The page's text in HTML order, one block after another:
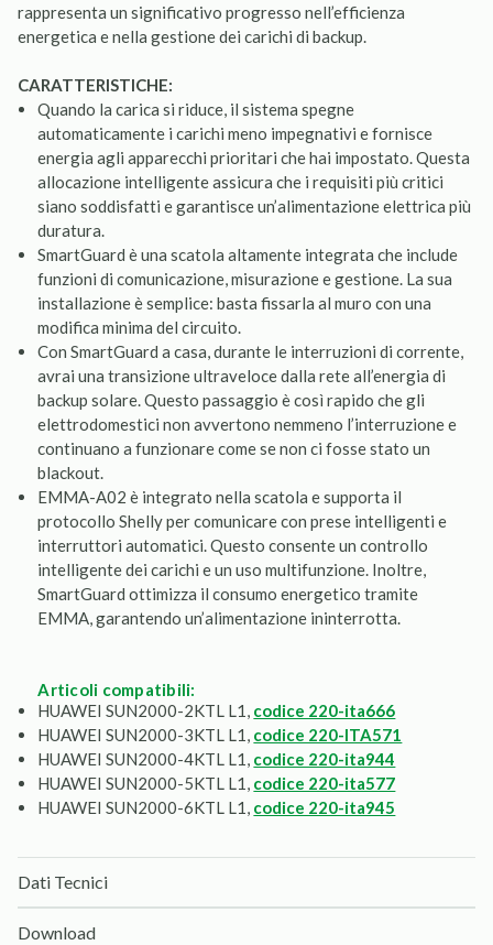
rappresenta un significativo progresso nell’efficienza
energetica e nella gestione dei carichi di backup.
CARATTERISTICHE:
Quando la carica si riduce, il sistema spegne
automaticamente i carichi meno impegnativi e fornisce
energia agli apparecchi prioritari che hai impostato. Questa
allocazione intelligente assicura che i requisiti più critici
siano soddisfatti e garantisce un’alimentazione elettrica più
duratura.
SmartGuard è una scatola altamente integrata che include
funzioni di comunicazione, misurazione e gestione. La sua
installazione è semplice: basta fissarla al muro con una
modifica minima del circuito.
Con SmartGuard a casa, durante le interruzioni di corrente,
avrai una transizione ultraveloce dalla rete all’energia di
backup solare. Questo passaggio è così rapido che gli
elettrodomestici non avvertono nemmeno l’interruzione e
continuano a funzionare come se non ci fosse stato un
blackout.
EMMA-A02 è integrato nella scatola e supporta il
protocollo Shelly per comunicare con prese intelligenti e
interruttori automatici. Questo consente un controllo
intelligente dei carichi e un uso multifunzione. Inoltre,
SmartGuard ottimizza il consumo energetico tramite
EMMA, garantendo un’alimentazione ininterrotta.
articoli compatibili:
HUAWEI SUN2000-2KTL L1, codice 220-ita666
HUAWEI SUN2000-3KTL L1, codice 220-ITA571
HUAWEI SUN2000-4KTL L1, codice 220-ita944
HUAWEI SUN2000-5KTL L1, codice 220-ita577
HUAWEI SUN2000-6KTL L1, codice 220-ita945
Dati Tecnici
Download